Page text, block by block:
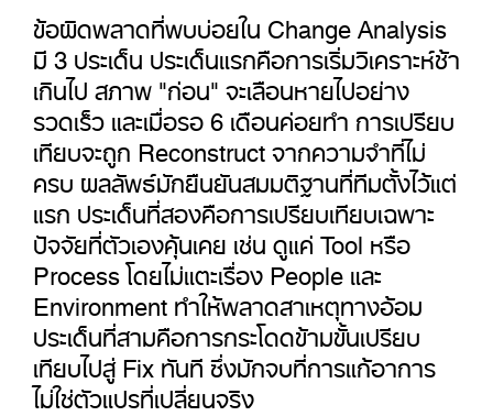
ข้อผิดพลาดที่พบบ่อยใน Change Analysis
มี 3 ประเด็น ประเด็นแรกคือการเริ่มวิเคราะห์ช้า
เกินไป สภาพ "ก่อน" จะเลือนหายไปอย่าง
รวดเร็ว และเมื่อรอ 6 เดือนค่อยทำ การเปรียบ
เทียบจะถูก Reconstruct จากความจำที่ไม่
ครบ ผลลัพธ์มักยืนยันสมมติฐานที่ทีมตั้งไว้แต่
แรก ประเด็นที่สองคือการเปรียบเทียบเฉพาะ
ปัจจัยที่ตัวเองคุ้นเคย เช่น ดูแค่ Tool หรือ
Process โดยไม่แตะเรื่อง People และ
Environment ทำให้พลาดสาเหตุทางอ้อม
ประเด็นที่สามคือการกระโดดข้ามขั้นเปรียบ
เทียบไปสู่ Fix ทันที ซึ่งมักจบที่การแก้อาการ
ไม่ใช่ตัวแปรที่เปลี่ยนจริง